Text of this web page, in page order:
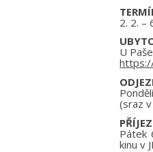
2. 2. –
U
(sraz
Pátek
kinu v